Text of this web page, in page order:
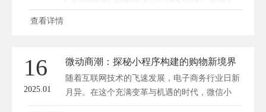
时...
查看详情
16
2025.01
微动商潮：探秘小程序构建的购物新境界
随着互联网技术的飞速发展，电子商务行业日新
月异。在这个充满变革与机遇的时代，微信小
程...